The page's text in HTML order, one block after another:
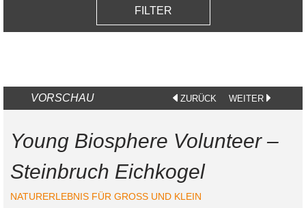
VORSCHAU SEITENNUMMERIERUNG
VORHERIGE
ZURÜCK
NÄCHSTE
WEITER
Young Biosphere Volunteer –
Steinbruch Eichkogel
NATURERLEBNIS FÜR GROSS UND KLEIN